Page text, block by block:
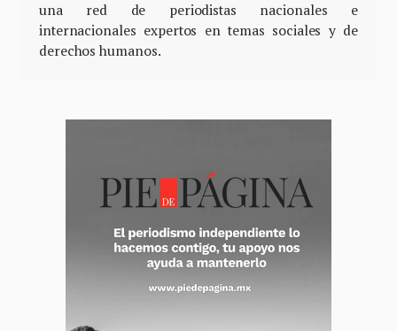
una red de periodistas nacionales e
internacionales expertos en temas sociales y de
derechos humanos.